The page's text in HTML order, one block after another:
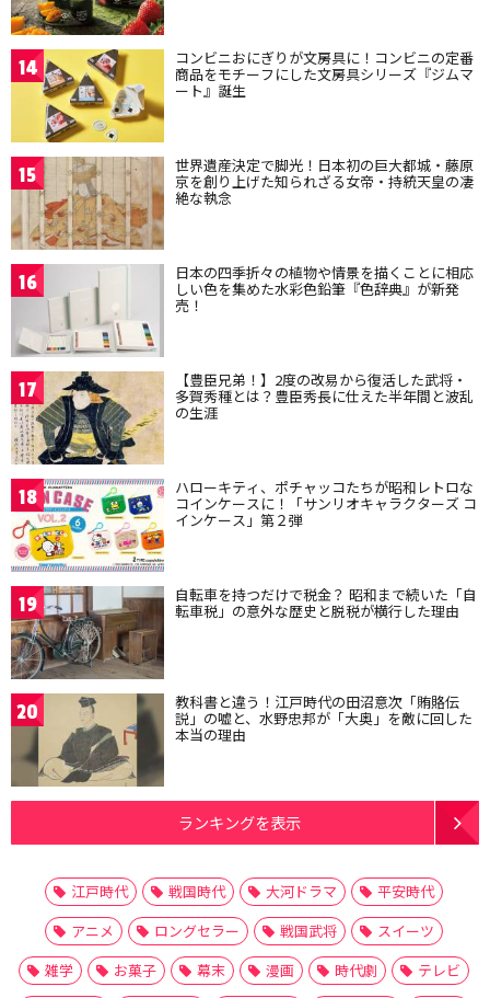
14 コンビニおにぎりが文房具に！コンビニの定番
商品をモチーフにした文房具シリーズ『ジムマ
ート』誕生
15 世界遺産決定で脚光！日本初の巨大都城・藤原
京を創り上げた知られざる女帝・持統天皇の凄
絶な執念
16 日本の四季折々の植物や情景を描くことに相応
しい色を集めた水彩色鉛筆『色辞典』が新発
売！
17 【豊臣兄弟！】2度の改易から復活した武将・
多賀秀種とは？豊臣秀長に仕えた半年間と波乱
の生涯
18 ハローキティ、ポチャッコたちが昭和レトロな
コインケースに！「サンリオキャラクターズ コ
インケース」第２弾
19 自転車を持つだけで税金？ 昭和まで続いた「自
転車税」の意外な歴史と脱税が横行した理由
20 教科書と違う！江戸時代の田沼意次「賄賂伝
説」の嘘と、水野忠邦が「大奥」を敵に回した
本当の理由
ランキングを表示
江戸時代 戦国時代 大河ドラマ
平安時代
アニメ
ロングセラー 戦国武将
スイーツ
雑学
お菓子 幕末 漫画 時代劇
テレビ